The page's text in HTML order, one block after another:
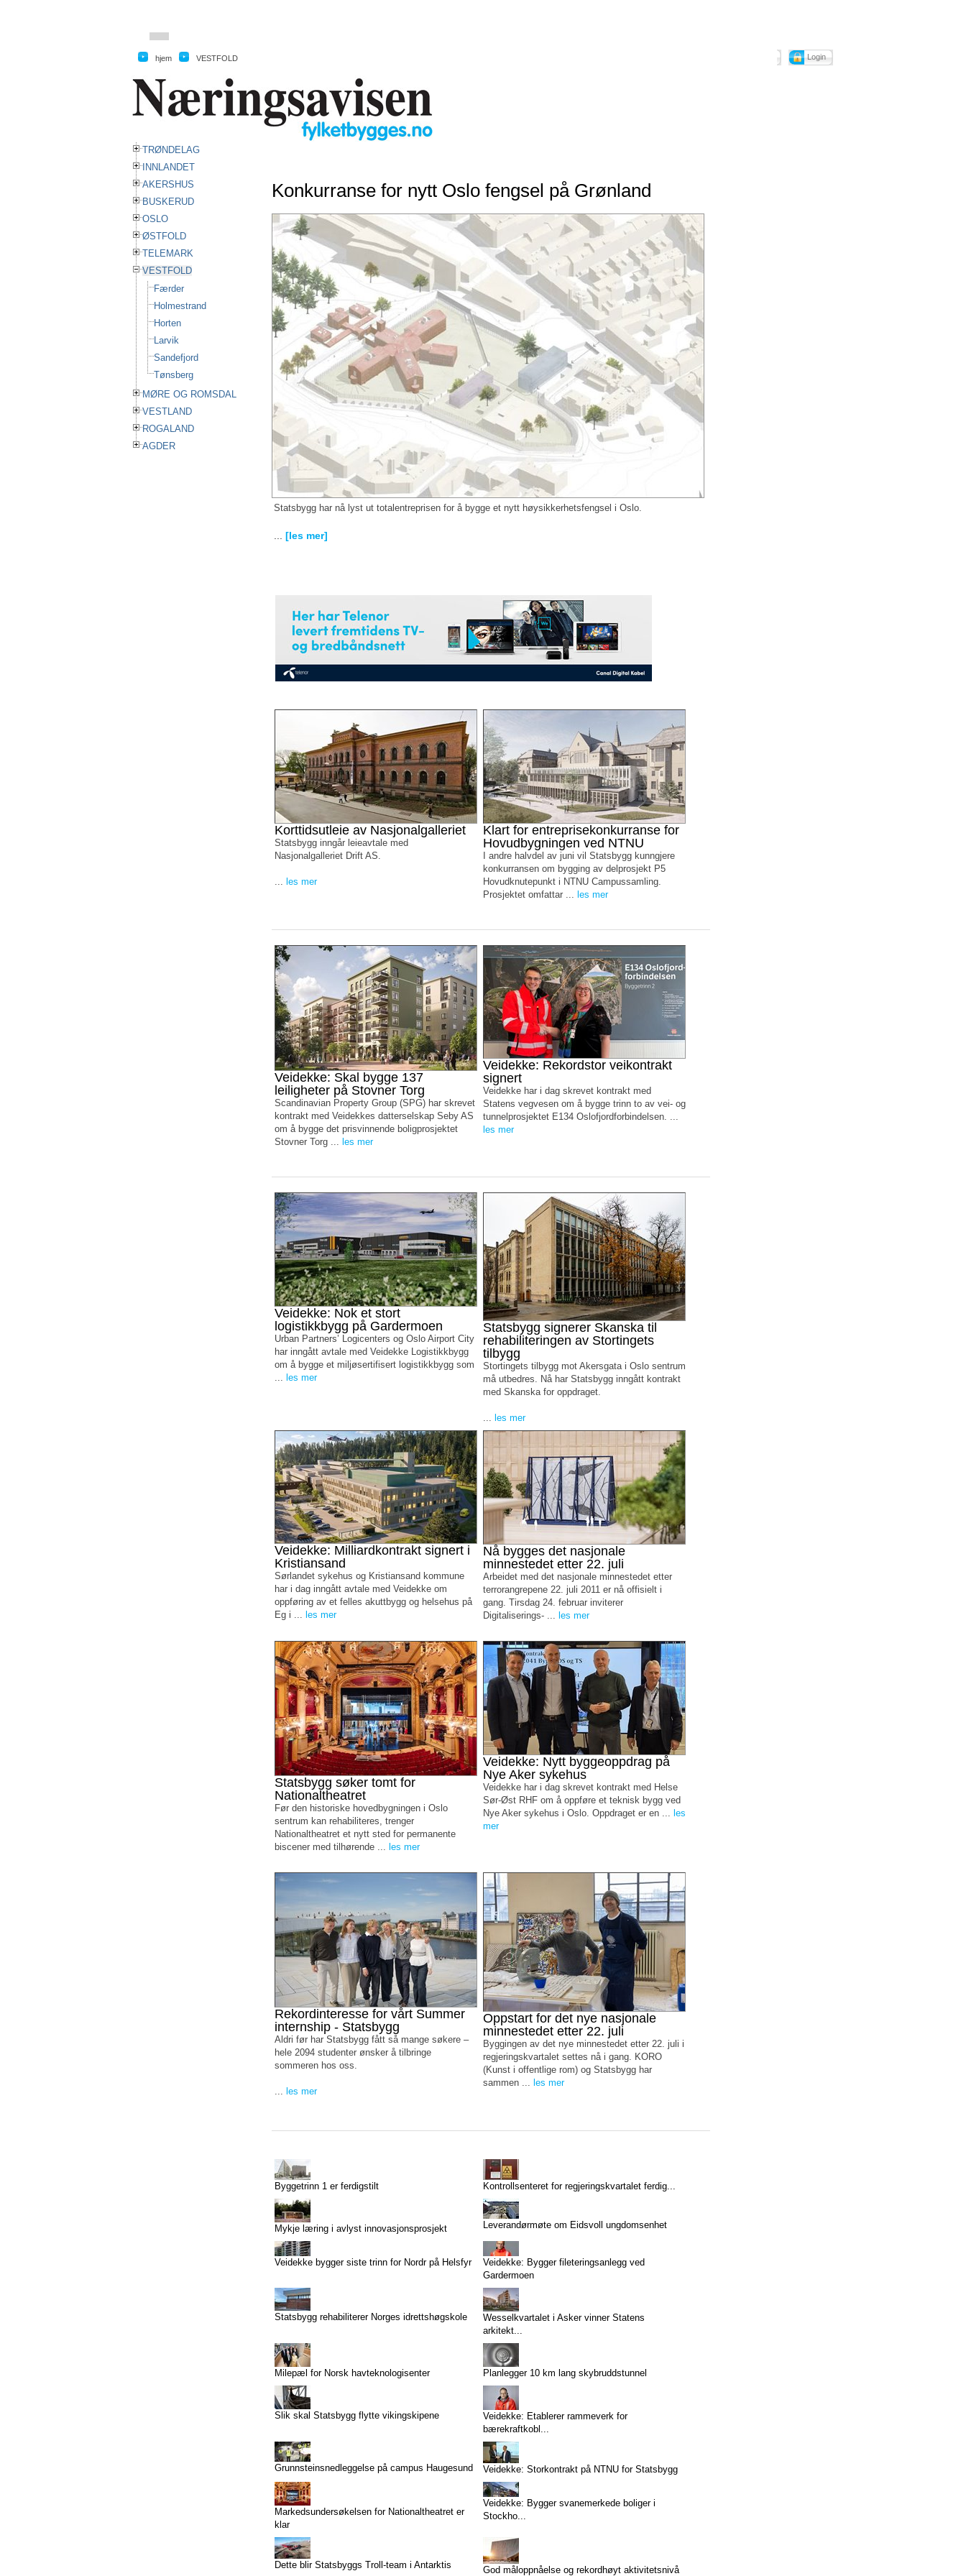
hjem
hjem
VESTFOLD Login
TRØNDELAG
INNLANDET
AKERSHUS
BUSKERUD
OSLO
ØSTFOLD
TELEMARK
VESTFOLD
Færder
Holmestrand
Horten
Larvik
Sandefjord
Tønsberg
MØRE OG ROMSDAL
VESTLAND
ROGALAND
AGDER
Konkurranse for nytt Oslo fengsel på Grønland
Statsbygg har nå lyst ut totalentreprisen for å bygge et nytt høysikkerhetsfengsel i Oslo.
[les mer]
Korttidsutleie av Nasjonalgalleriet
Statsbygg inngår leieavtale med
Nasjonalgalleriet Drift AS.
... les mer
Klart for entreprisekonkurranse for
Hovudbygningen ved NTNU
I andre halvdel av juni vil Statsbygg kunngjere
konkurransen om bygging av delprosjekt P5
Hovudknutepunkt i NTNU Campussamling.
Prosjektet omfattar ... les mer
Veidekke: Skal bygge 137
leiligheter på Stovner Torg
Scandinavian Property Group (SPG) har skrevet
kontrakt med Veidekkes datterselskap Seby AS
om å bygge det prisvinnende boligprosjektet
Stovner Torg ... les mer
Veidekke: Rekordstor veikontrakt
signert
Veidekke har i dag skrevet kontrakt med
Statens vegvesen om å bygge trinn to av vei- og
tunnelprosjektet E134 Oslofjordforbindelsen. ...
les mer
Veidekke: Nok et stort
logistikkbygg på Gardermoen
Urban Partners’ Logicenters og Oslo Airport City
har inngått avtale med Veidekke Logistikkbygg
om å bygge et miljøsertifisert logistikkbygg som
... les mer
Statsbygg signerer Skanska til
rehabiliteringen av Stortingets
tilbygg
Stortingets tilbygg mot Akersgata i Oslo sentrum
må utbedres. Nå har Statsbygg inngått kontrakt
med Skanska for oppdraget.
... les mer
Veidekke: Milliardkontrakt signert i
Kristiansand
Sørlandet sykehus og Kristiansand kommune
har i dag inngått avtale med Veidekke om
oppføring av et felles akuttbygg og helsehus på
Eg i ... les mer
Nå bygges det nasjonale
minnestedet etter 22. juli
Arbeidet med det nasjonale minnestedet etter
terrorangrepene 22. juli 2011 er nå offisielt i
gang. Tirsdag 24. februar inviterer
Digitaliserings- ... les mer
Statsbygg søker tomt for
Nationaltheatret
Før den historiske hovedbygningen i Oslo
sentrum kan rehabiliteres, trenger
Nationaltheatret et nytt sted for permanente
biscener med tilhørende ... les mer
Veidekke: Nytt byggeoppdrag på
Nye Aker sykehus
Veidekke har i dag skrevet kontrakt med Helse
Sør-Øst RHF om å oppføre et teknisk bygg ved
Nye Aker sykehus i Oslo. Oppdraget er en ... les
mer
Rekordinteresse for vårt Summer
internship - Statsbygg
Aldri før har Statsbygg fått så mange søkere –
hele 2094 studenter ønsker å tilbringe
sommeren hos oss.
... les mer
Oppstart for det nye nasjonale
minnestedet etter 22. juli
Byggingen av det nye minnestedet etter 22. juli i
regjeringskvartalet settes nå i gang. KORO
(Kunst i offentlige rom) og Statsbygg har
sammen ... les mer
Byggetrinn 1 er ferdigstilt Kontrollsenteret for regjeringskvartalet ferdig...
Mykje læring i avlyst innovasjonsprosjekt Leverandørmøte om Eidsvoll ungdomsenhet
Veidekke bygger siste trinn for Nordr på Helsfyr
Veidekke: Bygger fileteringsanlegg ved
Gardermoen
Statsbygg rehabiliterer Norges idrettshøgskole
Wesselkvartalet i Asker vinner Statens
arkitekt...
Milepæl for Norsk havteknologisenter Planlegger 10 km lang skybruddstunnel
Slik skal Statsbygg flytte vikingskipene
Veidekke: Etablerer rammeverk for
bærekraftkobl...
Grunnsteinsnedleggelse på campus Haugesund Veidekke: Storkontrakt på NTNU for Statsbygg
Markedsundersøkelsen for Nationaltheatret er
klar
Veidekke: Bygger svanemerkede boliger i
Stockho...
Dette blir Statsbyggs Troll-team i Antarktis God måloppnåelse og rekordhøyt aktivitetsnivå